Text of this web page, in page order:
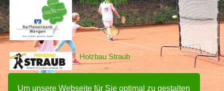
Um unsere Webseite für Sie optimal zu gestalten
Holzbau Straub
Rampf Gruppe